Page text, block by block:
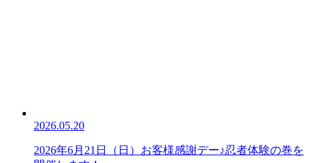
2026.05.20
2026年6月21日（日）お客様感謝デー♪忍者体験の巻を